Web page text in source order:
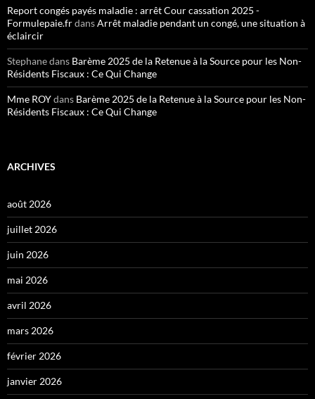
Report congés payés maladie : arrêt Cour cassation 2025 -
Formulepaie.frdansArrêt maladie pendant un congé, une situation à
éclaircir
Stephanedans Barème 2025 de la Retenue à la Source pour les Non-
Résidents Fiscaux : Ce Qui Change
Mme ROYdans Barème 2025 de la Retenue à la Source pour les Non-
Résidents Fiscaux : Ce Qui Change
ARCHIVES
août 2026
juillet 2026
juin 2026
mai 2026
avril 2026
mars 2026
février 2026
janvier 2026